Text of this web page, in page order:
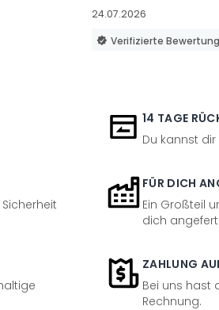
24.07.2026
Verifizierte Bewertung
14 TAGE
Du kannst
FÜR DICH
Ein Großteil
dich
ZAHLUNG
Bei uns hast
Rechnung.